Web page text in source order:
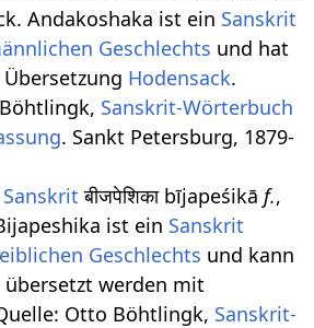
Andakoshaka ist ein Sanskrit
Geschlechts und hat
Hodensack.
Sanskrit-Wörterbuch
. Sankt Petersburg, 1879-
Sanskrit बीजपेशिका bījapeśikā f.,
ist ein Sanskrit
Geschlechts und kann
übersetzt werden mit
Otto Böhtlingk, Sanskrit-